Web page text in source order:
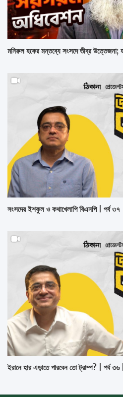
মনিরুল হকের মন্তব্যে সংসদে তীব্র উত্তেজনা;
সংসদের ইশকুল ও কথাখেলাপি বিএনপি | পর্ব ৩৭
ইরানে হার এড়াতে পারবেন তো ট্রাম্প? | পর্ব